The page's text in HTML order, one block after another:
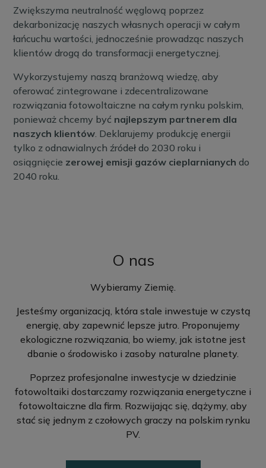
Zwiększyma neutralność węglową poprzez
dekarbonizację naszych własnych operacji w całym
łańcuchu wartości, jednocześnie prowadząc naszych
klientów drogą do transformacji energetycznej.
Wykorzystujemy naszą branżową wiedzę, aby
oferować zintegrowane i zdecentralizowane
rozwiązania fotowoltaiczne na całym rynku polskim,
ponieważ chcemy być najlepszym partnerem dla
naszych klientów. Deklarujemy produkcję energii
tylko z odnawialnych źródeł do 2030 roku i
osiągnięcie zerowej emisji gazów cieplarnianych do
2040 roku.
O nas
Wybieramy Ziemię.
Jesteśmy organizacją, która stale inwestuje w czystą
energię, aby zapewnić lepsze jutro. Proponujemy
ekologiczne rozwiązania, bo wiemy, jak istotne jest
dbanie o środowisko i zasoby naturalne planety.
Poprzez profesjonalne inwestycje w dziedzinie
fotowoltaiki dostarczamy rozwiązania energetyczne i
fotowoltaiczne dla firm. Rozwijając się, dążymy, aby
stać się jednym z czołowych graczy na polskim rynku
PV.